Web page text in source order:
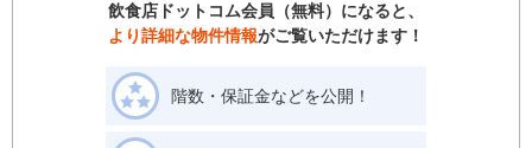
飲食店ドットコム会員（無料）になると、
より詳細な物件情報がご覧いただけます！
階数・保証金などを公開！